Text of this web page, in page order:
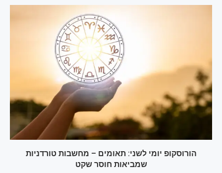
הורוסקופ יומי לשני: תאומים – מחשבות טורדניות
שמביאות חוסר שקט